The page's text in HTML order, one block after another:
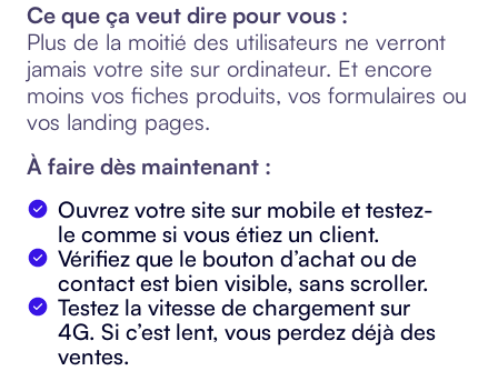
Ce que ça veut dire pour vous :
Plus de la moitié des utilisateurs ne verront
jamais votre site sur ordinateur. Et encore
moins vos fiches produits, vos formulaires ou
vos landing pages.
À faire dès maintenant :
Ouvrez votre site sur mobile et testez-
le comme si vous étiez un client.
Vérifiez que le bouton d’achat ou de
contact est bien visible, sans scroller.
Testez la vitesse de chargement sur
4G. Si c’est lent, vous perdez déjà des
ventes.